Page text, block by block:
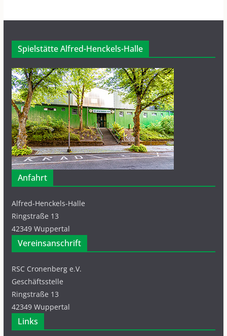
Spielstätte Alfred-Henckels-Halle
Anfahrt
Alfred-Henckels-Halle
Ringstraße 13
42349 Wuppertal
Vereinsanschrift
RSC Cronenberg e.V.
Geschäftsstelle
Ringstraße 13
42349 Wuppertal
Links